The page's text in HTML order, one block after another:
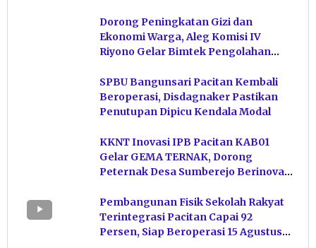
Dorong Peningkatan Gizi dan
Ekonomi Warga, Aleg Komisi IV
Riyono Gelar Bimtek Pengolahan
SPBU Bangunsari Pacitan Kembali
Beroperasi, Disdagnaker Pastikan
Penutupan Dipicu Kendala Modal
KKNT Inovasi IPB Pacitan KAB01
Gelar GEMA TERNAK, Dorong
Peternak Desa Sumberejo Berinovasi
Pembangunan Fisik Sekolah Rakyat
Terintegrasi Pacitan Capai 92
Persen, Siap Beroperasi 15 Agustus